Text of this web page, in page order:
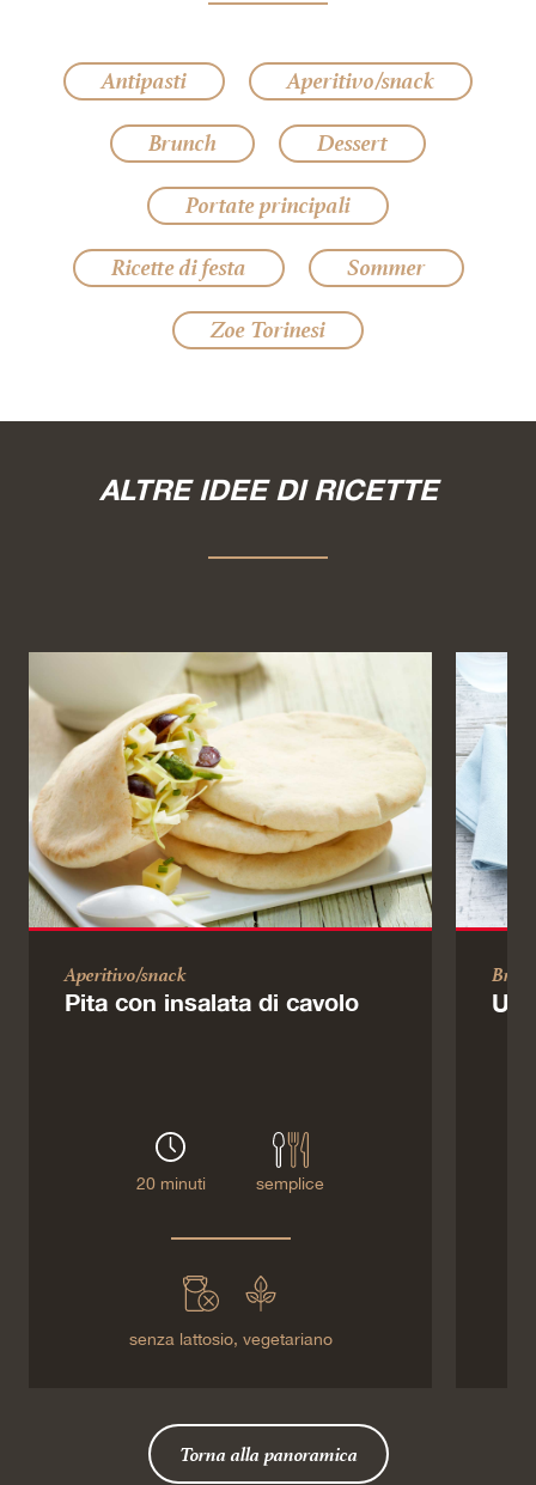
Antipasti
Aperitivo/snack
Brunch
Dessert
Portate principali
Ricette di festa
Sommer
Zoe Torinesi
ALTRE IDEE DI RICETTE
Aperitivo/snack
Pita con insalata di cavolo
20 minuti semplice
senza lattosio, vegetariano
Torna alla panoramica